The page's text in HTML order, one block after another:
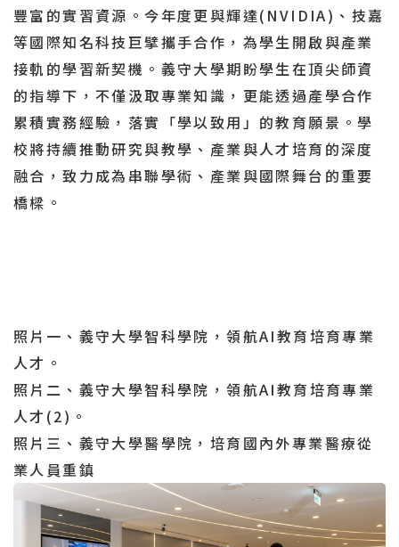
豐富的實習資源。今年度更與輝達(NVIDIA)、技嘉
等國際知名科技巨擘攜手合作，為學生開啟與產業
接軌的學習新契機。義守大學期盼學生在頂尖師資
的指導下，不僅汲取專業知識，更能透過產學合作
累積實務經驗，落實「學以致用」的教育願景。學
校將持續推動研究與教學、產業與人才培育的深度
融合，致力成為串聯學術、產業與國際舞台的重要
橋樑。
照片一、義守大學智科學院，領航AI教育培育專業
人才。
照片二、義守大學智科學院，領航AI教育培育專業
人才(2)。
照片三、義守大學醫學院，培育國內外專業醫療從
業人員重鎮